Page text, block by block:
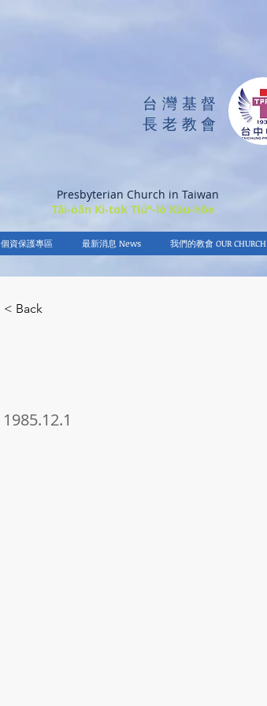
台灣基督
長老教會
Presbyterian Church in Taiwan
Tâi-oân Ki-tok Tiúⁿ-ló Kàu-hōe
個資保護專區 最新消息 News 我們的教會 OUR CHURCH
< Back
1985.12.1